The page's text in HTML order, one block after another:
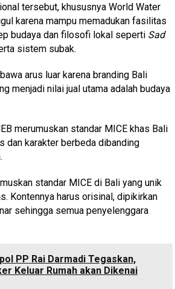
tersebut, khususnya World Water
karena mampu memadukan fasilitas
budaya dan filosofi lokal seperti Sad
sistem subak.
arus luar karena branding Bali
menjadi nilai jual utama adalah budaya
merumuskan standar MICE khas Bali
dan karakter berbeda dibanding
standar MICE di Bali yang unik
Kontennya harus orisinal, dipikirkan
sehingga semua penyelenggara
PP Rai Darmadi Tegaskan,
Keluar Rumah akan Dikenai